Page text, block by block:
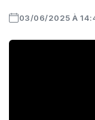
03/06/2025 À